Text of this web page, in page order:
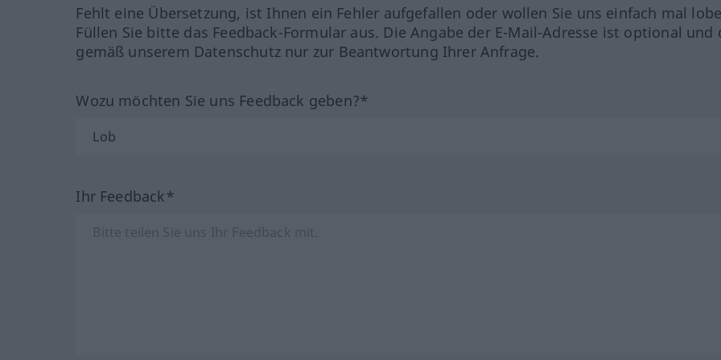
Fehlt eine Übersetzung, ist Ihnen ein Fehler aufgefallen oder wollen Sie uns einfach mal
Füllen Sie bitte das Feedback-Formular aus. Die Angabe der E-Mail-Adresse ist optional und
gemäß unserem Datenschutz nur zur Beantwortung Ihrer Anfrage.
Wozu möchten Sie uns Feedback geben?*
Ihr Feedback*